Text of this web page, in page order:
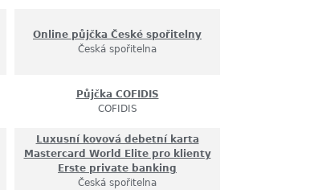
Online půjčka České spořitelny
Česká spořitelna
Půjčka COFIDIS
COFIDIS
Luxusní kovová debetní karta
Mastercard World Elite pro klienty
Erste private banking
Česká spořitelna